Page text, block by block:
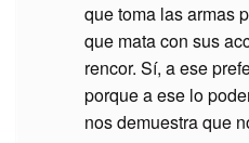
que toma las armas
que mata con sus
rencor. Sí, a ese
porque a ese lo
nos demuestra que